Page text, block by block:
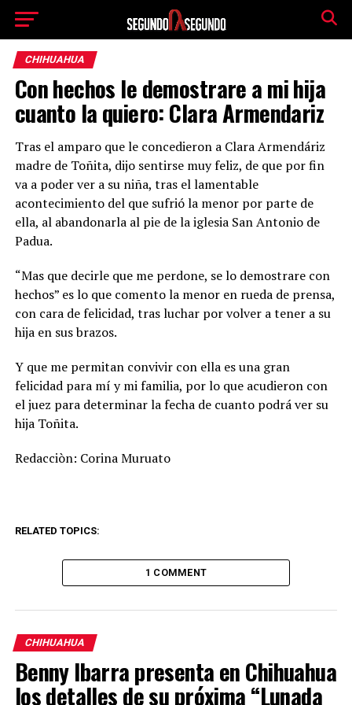
CHIHUAHUA
Con hechos le demostrare a mi hija
cuanto la quiero: Clara Armendariz
Tras el amparo que le concedieron a Clara Armendáriz
madre de Toñita, dijo sentirse muy feliz, de que por fin
va a poder ver a su niña, tras el lamentable
acontecimiento del que sufrió la menor por parte de
ella, al abandonarla al pie de la iglesia San Antonio de
Padua.
“Mas que decirle que me perdone, se lo demostrare con
hechos” es lo que comento la menor en rueda de prensa,
con cara de felicidad, tras luchar por volver a tener a su
hija en sus brazos.
Y que me permitan convivir con ella es una gran
felicidad para mí y mi familia, por lo que acudieron con
el juez para determinar la fecha de cuanto podrá ver su
hija Toñita.
Redacciòn: Corina Muruato
RELATED TOPICS:
1 COMMENT
CHIHUAHUA
Benny Ibarra presenta en Chihuahua
los detalles de su próxima “Lunada